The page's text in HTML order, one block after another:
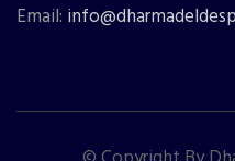
Email: